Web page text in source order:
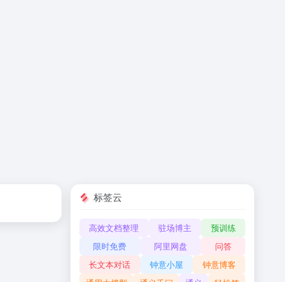
标签云
高效文档整理 驻场博主
预训练
限时免费
阿里网盘
问答
长文本对话
钟意小屋
钟意博客